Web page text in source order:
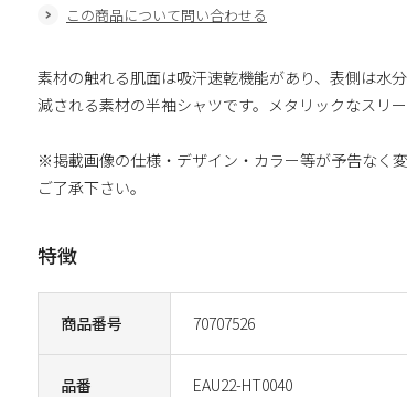
商品番号 70707526
品番 EAU22-HT0040
この商品について問い合わせる
素材の触れる肌面は吸汗速乾機能があり、表側は水
減される素材の半袖シャツです。メタリックなスリ
※掲載画像の仕様・デザイン・カラー等が予告なく
ご了承下さい。
特徴